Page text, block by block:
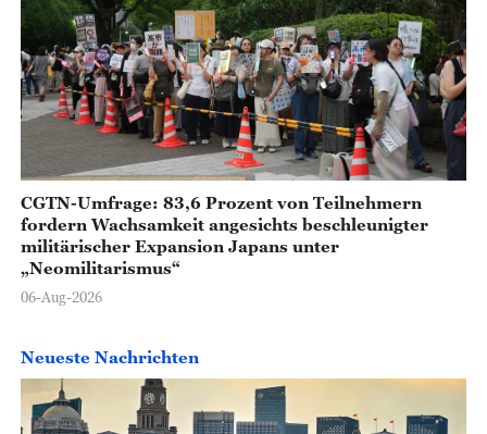
CGTN-Umfrage: 83,6 Prozent von Teilnehmern
fordern Wachsamkeit angesichts beschleunigter
militärischer Expansion Japans unter
„Neomilitarismus“
06-Aug-2026
Neueste Nachrichten